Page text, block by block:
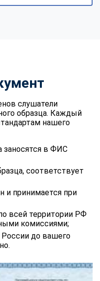
слушатели
образца. Каждый
нашего
заносятся в ФИС
соответствует
и принимается при
всей территории РФ
комиссиями;
до вашего